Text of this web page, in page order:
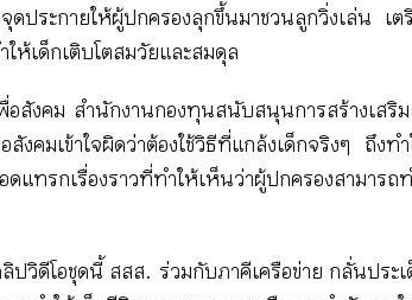
ดประกายให้ผู้ปกครองลุกขึ้นมาชวนลูกวิ่งเล่น เ
เด็กเติบโตสมวัยและสมดุล
อสังคม สำนักงานกองทุนสนับสนุนการสร้างเส
สังคมเข้าใจผิดว่าต้องใช้วิธีที่แกล้งเด็กจริงๆ ถึ
แทรกเรื่องราวที่ทำให้เห็นว่าผู้ปกครองสามารถ
วิดีโอชุดนี้ สสส. ร่วมกับภาคีเครือข่าย กลั่นประเ